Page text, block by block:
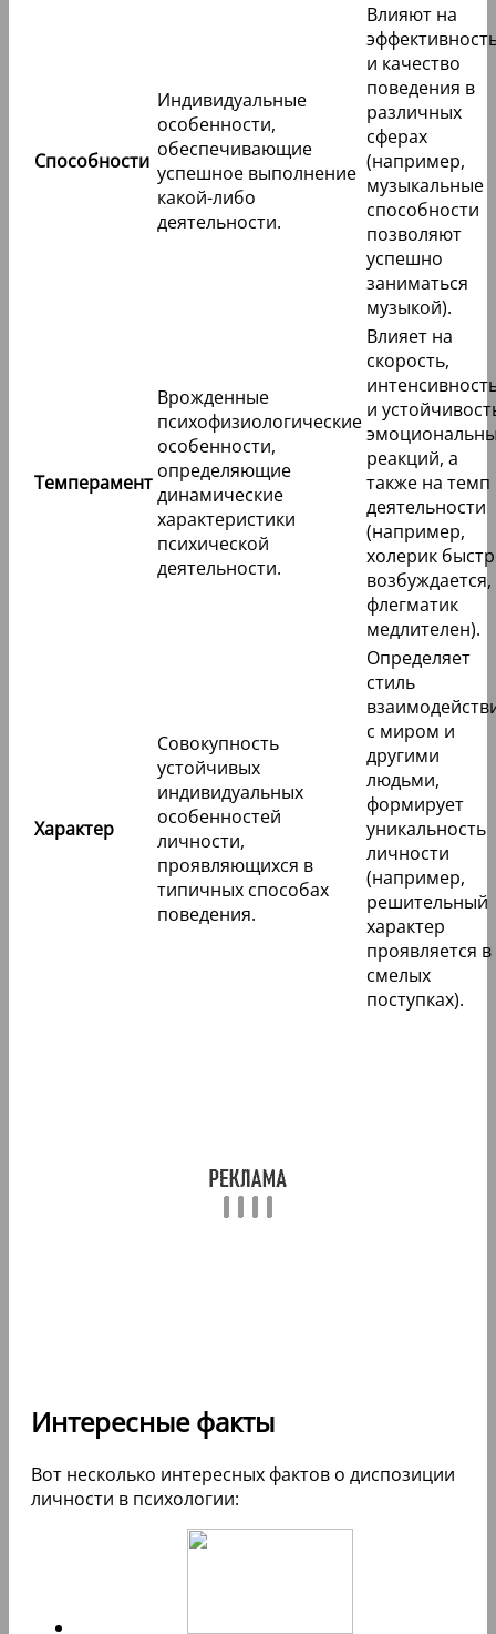
Способности
Индивидуальные
особенности,
обеспечивающие
успешное выполнение
какой-либо
деятельности.
Влияют на
и качество
поведения в
различных
сферах
(например,
музыкальные
способности
позволяют
успешно
заниматься
музыкой).
Темперамент
Врожденные
психофизиологические
особенности,
определяющие
динамические
характеристики
психической
деятельности.
Влияет на
скорость,
и
реакций, а
также на темп
деятельности
(например,
холерик
возбуждается,
флегматик
медлителен).
Характер
Совокупность
устойчивых
индивидуальных
особенностей
личности,
проявляющихся в
типичных способах
поведения.
Определяет
стиль
с миром и
другими
людьми,
формирует
уникальность
личности
(например,
решительный
характер
проявляется в
смелых
поступках).
Интересные факты
Вот несколько интересных фактов о диспозиции
личности в психологии: